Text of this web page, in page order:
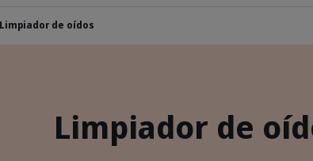
de oídos
Limpiador de